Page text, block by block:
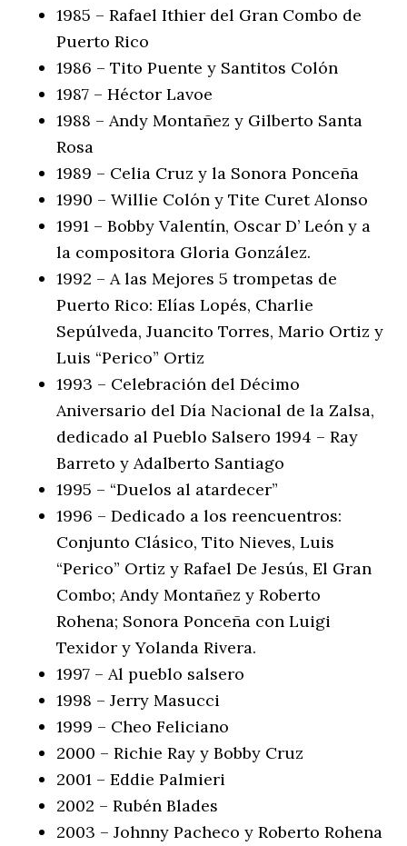
1985 – Rafael Ithier del Gran Combo de
Puerto Rico
1986 – Tito Puente y Santitos Colón
1987 – Héctor Lavoe
1988 – Andy Montañez y Gilberto Santa
Rosa
1989 – Celia Cruz y la Sonora Ponceña
1990 – Willie Colón y Tite Curet Alonso
1991 – Bobby Valentín, Oscar D’ León y a
la compositora Gloria González.
1992 – A las Mejores 5 trompetas de
Puerto Rico: Elías Lopés, Charlie
Sepúlveda, Juancito Torres, Mario Ortiz y
Luis “Perico” Ortiz
1993 – Celebración del Décimo
Aniversario del Día Nacional de la Zalsa,
dedicado al Pueblo Salsero 1994 – Ray
Barreto y Adalberto Santiago
1995 – “Duelos al atardecer”
1996 – Dedicado a los reencuentros:
Conjunto Clásico, Tito Nieves, Luis
“Perico” Ortiz y Rafael De Jesús, El Gran
Combo; Andy Montañez y Roberto
Rohena; Sonora Ponceña con Luigi
Texidor y Yolanda Rivera.
1997 – Al pueblo salsero
1998 – Jerry Masucci
1999 – Cheo Feliciano
2000 – Richie Ray y Bobby Cruz
2001 – Eddie Palmieri
2002 – Rubén Blades
2003 – Johnny Pacheco y Roberto Rohena